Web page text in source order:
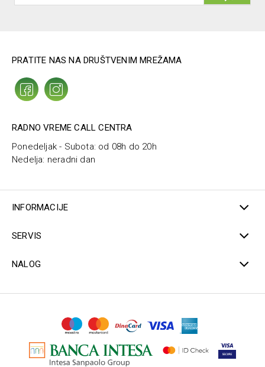
PRATITE NAS NA DRUŠTVENIM MREŽAMA
RADNO VREME CALL CENTRA
Ponedeljak - Subota: od 08h do 20h
Nedelja: neradni dan
INFORMACIJE
SERVIS
NALOG